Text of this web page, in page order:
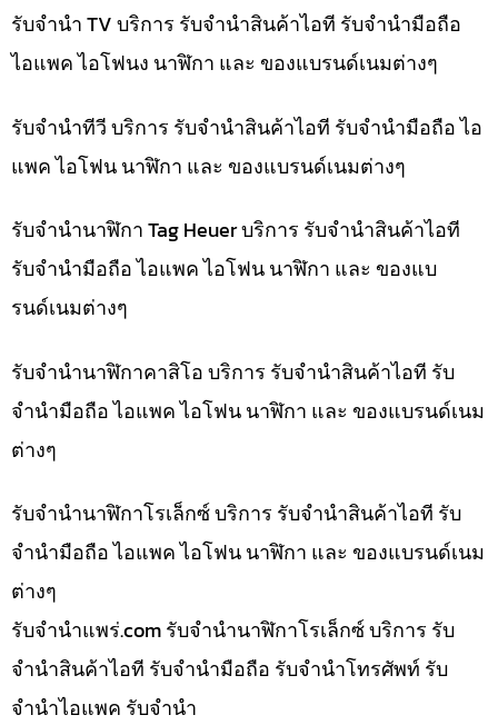
รับจำนำ TV บริการ รับจำนำสินค้าไอที รับจำนำมือถือ
ไอแพค ไอโฟนง นาฬิกา และ ของแบรนด์เนมต่างๆ
รับจำนำทีวี บริการ รับจำนำสินค้าไอที รับจำนำมือถือ ไอ
แพค ไอโฟน นาฬิกา และ ของแบรนด์เนมต่างๆ
รับจำนำนาฬิกา Tag Heuer บริการ รับจำนำสินค้าไอที
รับจำนำมือถือ ไอแพค ไอโฟน นาฬิกา และ ของแบ
รนด์เนมต่างๆ
รับจำนำนาฬิกาคาสิโอ บริการ รับจำนำสินค้าไอที รับ
จำนำมือถือ ไอแพค ไอโฟน นาฬิกา และ ของแบรนด์เนม
ต่างๆ
รับจำนำนาฬิกาโรเล็กซ์ บริการ รับจำนำสินค้าไอที รับ
จำนำมือถือ ไอแพค ไอโฟน นาฬิกา และ ของแบรนด์เนม
ต่างๆ
รับจํานําแพร่.com รับจำนำนาฬิกาโรเล็กซ์ บริการ รับ
จำนำสินค้าไอที รับจำนำมือถือ รับจำนำโทรศัพท์ รับ
จำนำไอแพค รับจำนำ